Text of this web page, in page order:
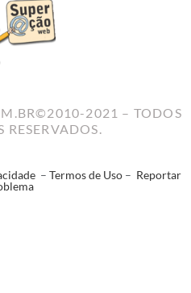
2021 – TODOS
RESERVADOS.
– Termos de Uso – Reportar